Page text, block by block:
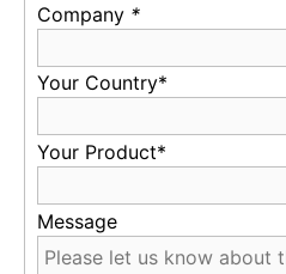
Company *
Your Country*
Your Product*
Message